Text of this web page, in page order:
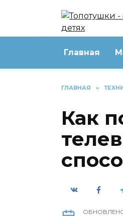
Главная
ГЛАВНАЯ »
Как